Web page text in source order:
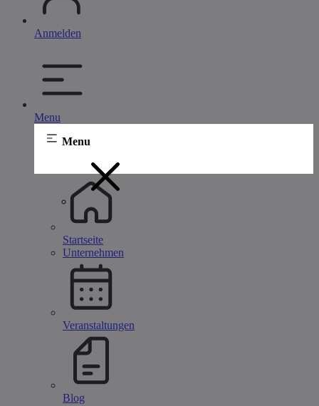
Anmelden
Menu
Menu
Startseite
Unternehmen
Veranstaltungen
Blog